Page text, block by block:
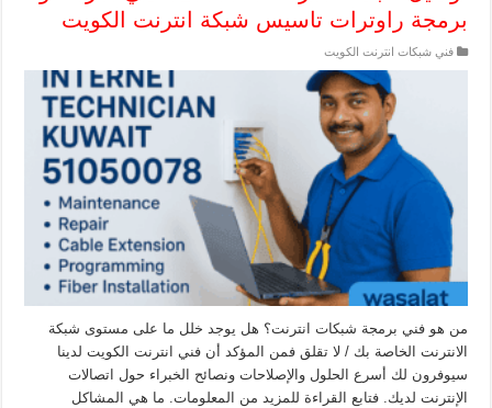
برمجة راوترات تاسيس شبكة انترنت الكويت
فني شبكات انترنت الكويت
من هو فني برمجة شبكات انترنت؟ هل يوجد خلل ما على مستوى شبكة
الانترنت الخاصة بك / لا تقلق فمن المؤكد أن فني انترنت الكويت لدينا
سيوفرون لك أسرع الحلول والإصلاحات ونصائح الخبراء حول اتصالات
الإنترنت لديك. فتابع القراءة للمزيد من المعلومات. ما هي المشاكل